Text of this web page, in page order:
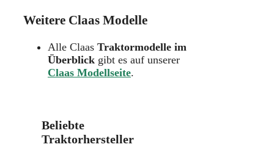
Weitere Claas Modelle
Alle Claas Traktormodelle im
Überblick gibt es auf unserer
Claas Modellseite.
Beliebte
Traktorhersteller